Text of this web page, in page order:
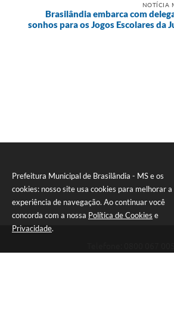
Prefeitura Municipal de Brasilândia - MS e os
cookies: nosso site usa cookies para melhorar a
experiência de navegação. Ao continuar você
concorda com a nossa Política de Cookies e
Privacidade.
NOTÍCIA
Brasilândia embarca com
sonhos para os Jogos Escolares da